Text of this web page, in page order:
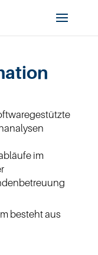
im
besteht aus